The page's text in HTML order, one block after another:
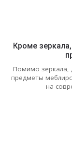
Кроме
Помимо зеркала,
предметы
на